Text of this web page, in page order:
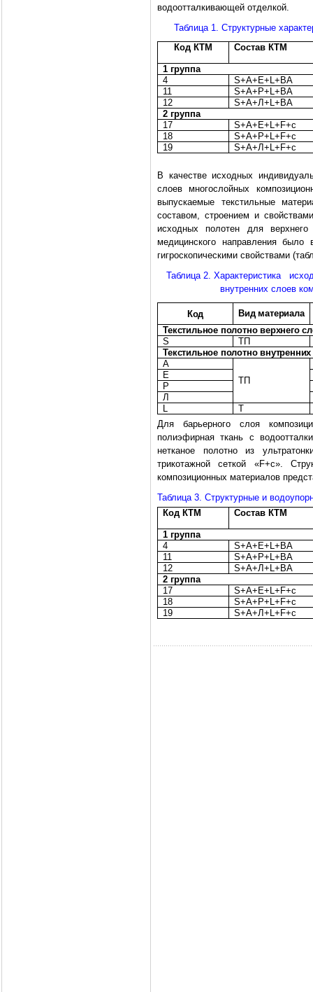
водоотталкивающей отделкой.
Таблица 1. Структурные
Код КТМ
Состав КТМ
1 группа
4
S+A+E+L+BA
11
S+A+P+L+BA
12
S+A+Л+L+BA
2 группа
17
S+A+E+L+F+c
18
S+A+P+L+F+c
19
S+A+Л+L+F+c
В качестве исходных
слоев многослойных
выпускаемые текстильные
составом, строением и
исходных полотен для верхнего
медицинского направления
гигроскопическими свойствами
Таблица 2. Характеристика
внутренних слоев
Код
Вид материала
Текстильное полотно верхнего
S
ТП
Текстильное полотно
A
ТП
E
P
Л
L
Т
Для барьерного слоя
полиэфирная ткань с
нетканое полотно из
трикотажной сеткой «F+c».
композиционных материалов
Таблица 3. Структурные и
Код КТМ
Состав КТМ
1 группа
4
S+A+E+L+BA
11
S+A+P+L+BA
12
S+A+Л+L+BA
2 группа
17
S+A+E+L+F+c
18
S+A+P+L+F+c
19
S+A+Л+L+F+c